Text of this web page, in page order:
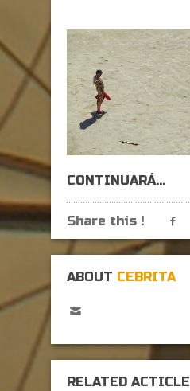
CONTINUARÁ…
Share this !
ABOUT CEBRITA
RELATED ACTICLE